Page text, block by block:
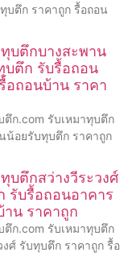
บตึก ราคาถูก รื้อถอน
บตึกบางสะพาน
บตึก รับรื้อถอน
อถอนบ้าน ราคา
ตึก.com รับเหมาทุบตึก
น้อยรับทุบตึก ราคาถูก
บตึกสว่างวีระวงศ์
รับรื้อถอนอาคาร
น ราคาถูก
ตึก.com รับเหมาทุบตึก
งศ์ รับทุบตึก ราคาถูก รื้อ